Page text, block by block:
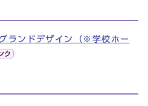
ランドデザイン（※学校ホー